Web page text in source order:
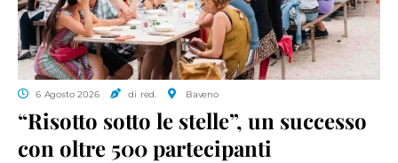
6 Agosto 2026 di red. Baveno
“Risotto sotto le stelle”, un successo
con oltre 500 partecipanti